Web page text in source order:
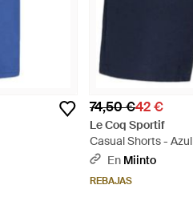
74,50 €42 €
Le Coq Sportif
Casual Shorts - Azul
En Miinto
REBAJAS